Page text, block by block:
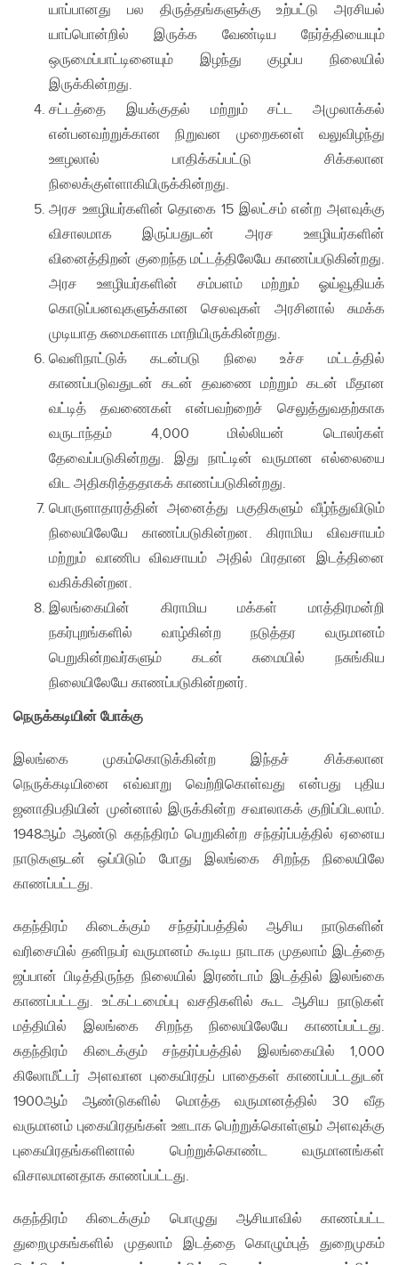
யாப்பானது பல திருத்தங்களுக்கு உற்பட்டு அரசியல்
யாப்பொன்றில் இருக்க வேண்டிய நேர்த்தியையும்
ஒருமைப்பாட்டினையும் இழந்து குழப்ப நிலையில்
இருக்கின்றது.
சட்டத்தை இயக்குதல் மற்றும் சட்ட அமுலாக்கல்
என்பனவற்றுக்கான நிறுவன முறைகனள் வலுவிழந்து
ஊழலால் பாதிக்கப்பட்டு சிக்கலான
நிலைக்குள்ளாகியிருக்கின்றது.
அரச ஊழியர்களின் தொகை 15 இலட்சம் என்ற அளவுக்கு
விசாலமாக இருப்பதுடன் அரச ஊழியர்களின்
வினைத்திறன் குறைந்த மட்டத்திலேயே காணப்படுகின்றது.
அரச ஊழியர்களின் சம்பளம் மற்றும் ஓய்வூதியக்
கொடுப்பனவுகளுக்கான செலவுகள் அரசினால் சுமக்க
முடியாத சுமைகளாக மாறியிருக்கின்றது.
வெளிநாட்டுக் கடன்படு நிலை உச்ச மட்டத்தில்
காணப்படுவதுடன் கடன் தவணை மற்றும் கடன் மீதான
வட்டித் தவணைகள் என்பவற்றைச் செலுத்துவதற்காக
வருடாந்தம் 4,000 மில்லியன் டொலர்கள்
தேவைப்படுகின்றது. இது நாட்டின் வருமான எல்லையை
விட அதிகரித்ததாகக் காணப்படுகின்றது.
பொருளாதாரத்தின் அனைத்து பகுதிகளும் வீழ்ந்துவிடும்
நிலையிலேயே காணப்படுகின்றன. கிராமிய விவசாயம்
மற்றும் வாணிப விவசாயம் அதில் பிரதான இடத்தினை
வகிக்கின்றன.
இலங்கையின் கிராமிய மக்கள் மாத்திரமன்றி
நகர்புறங்களில் வாழ்கின்ற நடுத்தர வருமானம்
பெறுகின்றவர்களும் கடன் சுமையில் நசுங்கிய
நிலையிலேயே காணப்படுகின்றனர்.
நெருக்கடியின் போக்கு
இலங்கை முகம்கொடுக்கின்ற இந்தச் சிக்கலான
நெருக்கடியினை எவ்வாறு வெற்றிகொள்வது என்பது புதிய
ஜனாதிபதியின் முன்னால் இருக்கின்ற சவாலாகக் குறிப்பிடலாம்.
1948ஆம் ஆண்டு சுதந்திரம் பெறுகின்ற சந்தர்ப்பத்தில் ஏனைய
நாடுகளுடன் ஒப்பிடும் போது இலங்கை சிறந்த நிலையிலே
காணப்பட்டது.
சுதந்திரம் கிடைக்கும் சந்தர்ப்பத்தில் ஆசிய நாடுகளின்
வரிசையில் தனிநபர் வருமானம் கூடிய நாடாக முதலாம் இடத்தை
ஜப்பான் பிடித்திருந்த நிலையில் இரண்டாம் இடத்தில் இலங்கை
காணப்பட்டது. உட்கட்டமைப்பு வசதிகளில் கூட ஆசிய நாடுகள்
மத்தியில் இலங்கை சிறந்த நிலையிலேயே காணப்பட்டது.
சுதந்திரம் கிடைக்கும் சந்தர்ப்பத்தில் இலங்கையில் 1,000
கிலோமீட்டர் அளவான புகையிரதப் பாதைகள் காணப்பட்டதுடன்
1900ஆம் ஆண்டுகளில் மொத்த வருமானத்தில் 30 வீத
வருமானம் புகையிரதங்கள் ஊடாக பெற்றுக்கொள்ளும் அளவுக்கு
புகையிரதங்களினால் பெற்றுக்கொண்ட வருமானங்கள்
விசாலமானதாக காணப்பட்டது.
சுதந்திரம் கிடைக்கும் பொழுது ஆசியாவில் காணப்பட்ட
துறைமுகங்களில் முதலாம் இடத்தை கொழும்புத் துறைமுகம்